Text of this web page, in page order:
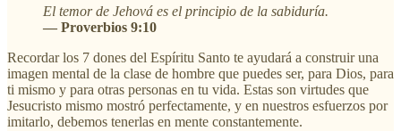
El temor de Jehová es el principio de la sabiduría.
— Proverbios 9:10
Recordar los 7 dones del Espíritu Santo te ayudará a construir una
imagen mental de la clase de hombre que puedes ser, para Dios, para
ti mismo y para otras personas en tu vida. Estas son virtudes que
Jesucristo mismo mostró perfectamente, y en nuestros esfuerzos por
imitarlo, debemos tenerlas en mente constantemente.